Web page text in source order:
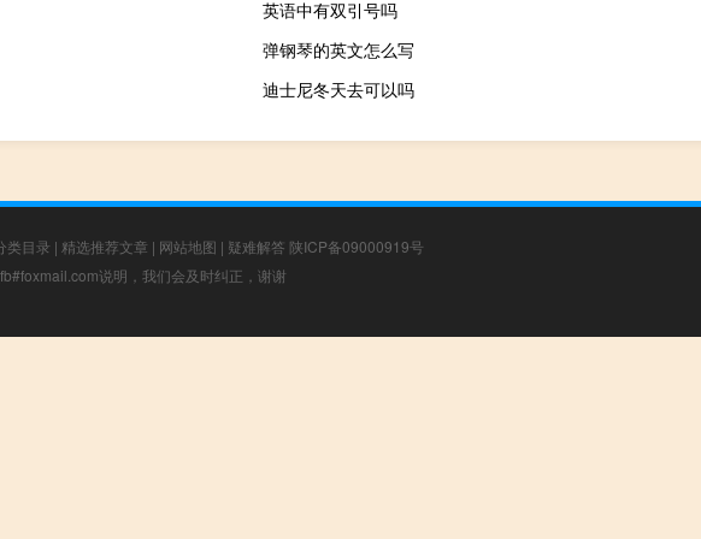
英语中有双引号吗
弹钢琴的英文怎么写
迪士尼冬天去可以吗
类目录 | 精选推荐文章 | 网站地图 | 疑难解答 陕ICP备09000919号
说明，我们会及时纠正，谢谢